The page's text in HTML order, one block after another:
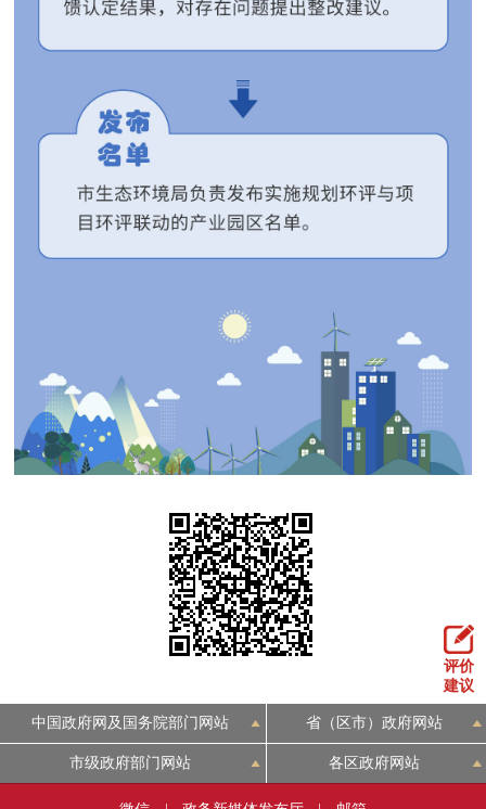
评价
建议
中国政府网及国务院部门网站 省（区市）政府网站
市级政府部门网站 各区政府网站